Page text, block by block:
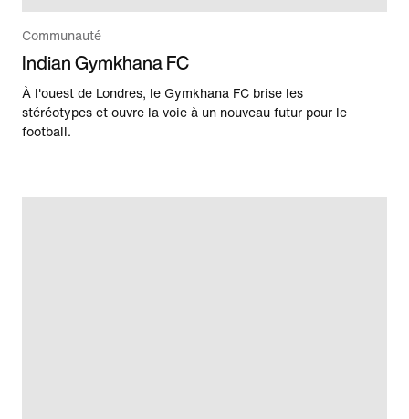
Communauté
Indian Gymkhana FC
À l'ouest de Londres, le Gymkhana FC brise les
stéréotypes et ouvre la voie à un nouveau futur pour le
football.